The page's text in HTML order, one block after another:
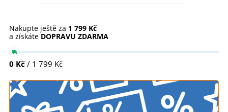
Nakupte ještě za 1 799 Kč
a získáte DOPRAVU ZDARMA
0 Kč / 1 799 Kč